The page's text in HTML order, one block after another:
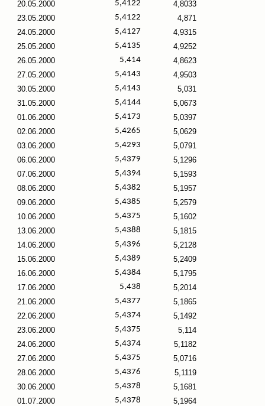
20.05.2000 5,4122
4,8033
23.05.2000
5,4122
4,871
24.05.2000
5,4127
4,9315
25.05.2000
5,4135
4,9252
26.05.2000
5,414
4,8623
27.05.2000
5,4143
4,9503
30.05.2000
5,4143
5,031
31.05.2000
5,4144
5,0673
01.06.2000
5,4173
5,0397
02.06.2000
5,4265
5,0629
03.06.2000
5,4293
5,0791
06.06.2000
5,4379
5,1296
07.06.2000
5,4394
5,1593
08.06.2000
5,4382
5,1957
09.06.2000
5,4385
5,2579
10.06.2000
5,4375
5,1602
13.06.2000
5,4388
5,1815
14.06.2000
5,4396
5,2128
15.06.2000
5,4389
5,2409
16.06.2000
5,4384
5,1795
17.06.2000
5,438
5,2014
21.06.2000
5,4377
5,1865
22.06.2000
5,4374
5,1492
23.06.2000
5,4375
5,114
24.06.2000
5,4374
5,1182
27.06.2000
5,4375
5,0716
28.06.2000
5,4376
5,1119
30.06.2000
5,4378
5,1681
01.07.2000
5,4378
5,1964